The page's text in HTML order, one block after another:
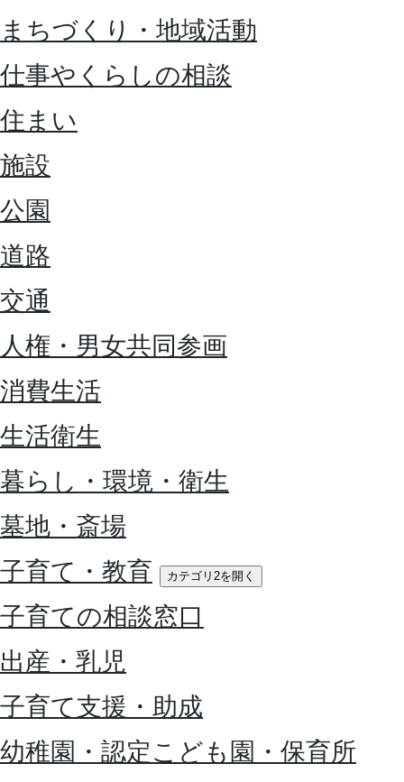
まちづくり・地域活動
仕事やくらしの相談
住まい
施設
公園
道路
交通
人権・男女共同参画
消費生活
生活衛生
暮らし・環境・衛生
墓地・斎場
子育て・教育
カテゴリ2を開く
子育ての相談窓口
出産・乳児
子育て支援・助成
幼稚園・認定こども園・保育所